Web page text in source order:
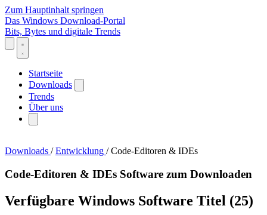
Zum Hauptinhalt springen
Das Windows Download-Portal
Bits, Bytes und digitale Trends
Startseite
Downloads
Trends
Über uns
Downloads / Entwicklung / Code-Editoren & IDEs
Code-Editoren & IDEs Software zum Downloaden
Verfügbare Windows Software Titel (25)